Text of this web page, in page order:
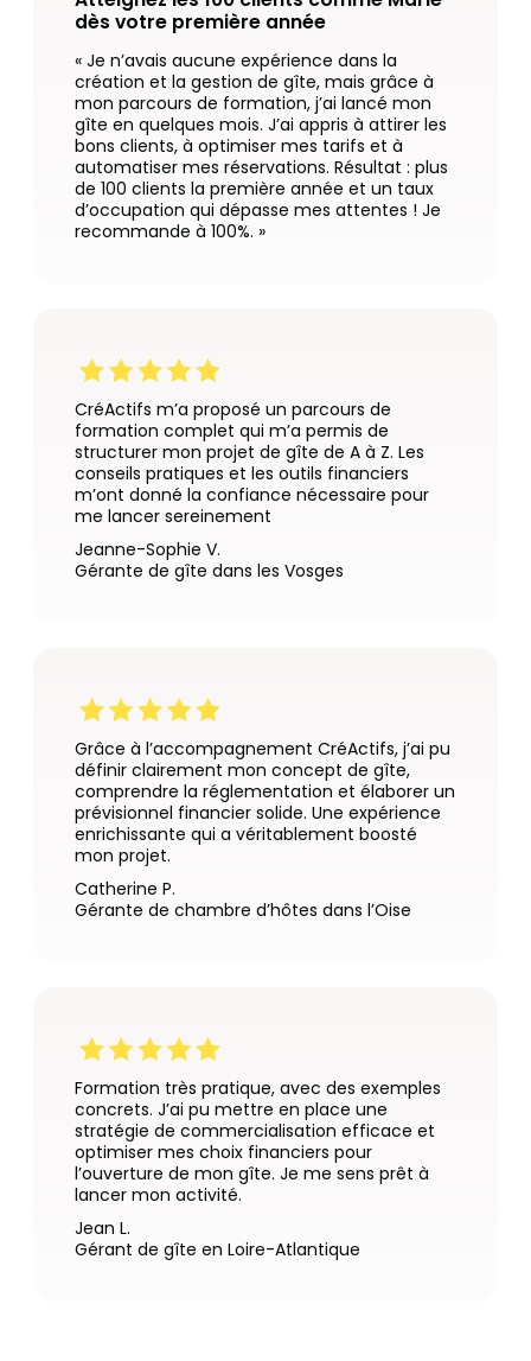
dès votre première année
« Je n’avais aucune expérience dans la
création et la gestion de gîte, mais grâce à
mon parcours de formation, j’ai lancé mon
gîte en quelques mois. J’ai appris à attirer les
bons clients, à optimiser mes tarifs et à
automatiser mes réservations. Résultat : plus
de 100 clients la première année et un taux
d’occupation qui dépasse mes attentes ! Je
recommande à 100%. »
CréActifs m’a proposé un parcours de
formation complet qui m’a permis de
structurer mon projet de gîte de A à Z. Les
conseils pratiques et les outils financiers
m’ont donné la confiance nécessaire pour
me lancer sereinement
Jeanne-Sophie V.
Gérante de gîte dans les Vosges
Grâce à l’accompagnement CréActifs, j’ai pu
définir clairement mon concept de gîte,
comprendre la réglementation et élaborer un
prévisionnel financier solide. Une expérience
enrichissante qui a véritablement boosté
mon projet.
Catherine P.
Gérante de chambre d’hôtes dans l’Oise
Formation très pratique, avec des exemples
concrets. J’ai pu mettre en place une
stratégie de commercialisation efficace et
optimiser mes choix financiers pour
l’ouverture de mon gîte. Je me sens prêt à
lancer mon activité.
Jean L.
Gérant de gîte en Loire-Atlantique